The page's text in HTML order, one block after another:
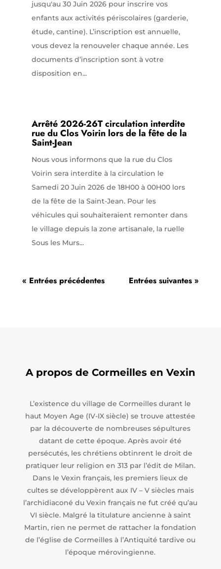
jusqu'au 30 Juin 2026 pour inscrire vos
enfants aux activités périscolaires (garderie,
étude, cantine). L’inscription est annuelle,
vous devez la renouveler chaque année. Les
documents d’inscription sont à votre
disposition en...
Arrêté 2026-26T circulation interdite
rue du Clos Voirin lors de la fête de la
Saint-Jean
Nous vous informons que la rue du Clos
Voirin sera interdite à la circulation le
Samedi 20 Juin 2026 de 18H00 à 00H00 lors
de la fête de la Saint-Jean. Pour les
véhicules qui souhaiteraient remonter dans
le village depuis la zone artisanale, la ruelle
Sous les Murs...
« Entrées précédentes Entrées suivantes »
A propos de Cormeilles en Vexin
L’existence du village de Cormeilles durant le
haut Moyen Age (IV-IX siècle) se trouve attestée
par la découverte de nombreuses sépultures
datant de cette époque. Après avoir été
persécutés, les chrétiens obtinrent le droit de
pratiquer leur religion en 313 par l’édit de Milan.
Dans le Vexin français, les premiers lieux de
cultes se développèrent aux IV – V siècles mais
l’archidiaconé du Vexin français ne fut créé qu’au
VI siècle. Malgré la titulature ancienne à saint
Martin, rien ne permet de rattacher la fondation
de l’église de Cormeilles à l’Antiquité tardive ou
l’époque mérovingienne.